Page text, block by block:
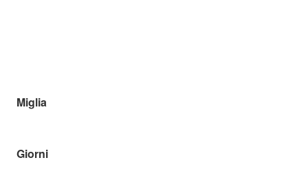
Miglia
Giorni